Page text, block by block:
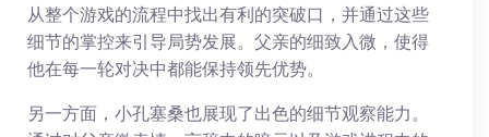
从整个游戏的流程中找出有利的突破口，并通过这些
细节的掌控来引导局势发展。父亲的细致入微，使得
他在每一轮对决中都能保持领先优势。
另一方面，小孔塞桑也展现了出色的细节观察能力。